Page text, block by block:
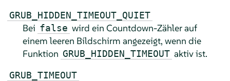
GRUB_HIDDEN_TIMEOUT_QUIET
Bei false wird ein Countdown-Zähler auf
einem leeren Bildschirm angezeigt, wenn die
Funktion GRUB_HIDDEN_TIMEOUT aktiv ist.
GRUB_TIMEOUT